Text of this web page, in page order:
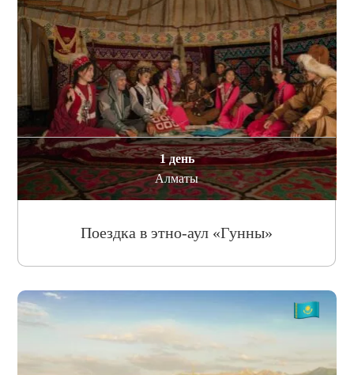
1 день
Алматы
Поездка в этно-аул «Гунны»